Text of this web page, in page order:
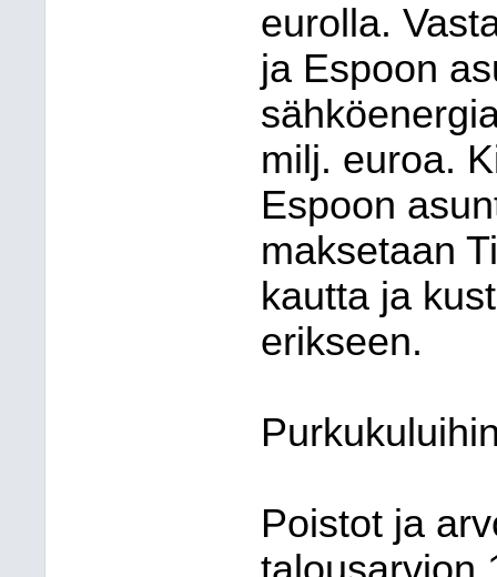
eurolla.
ja Espoon
milj. euroa.
Espoon
maksetaan
kautta ja
erikseen.
Poistot ja